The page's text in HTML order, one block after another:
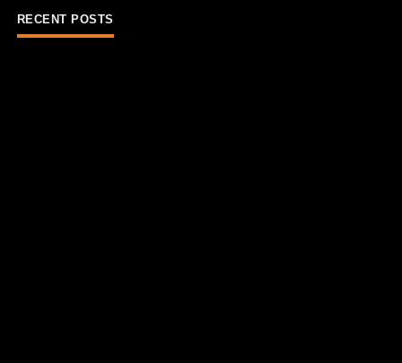
RECENT POSTS